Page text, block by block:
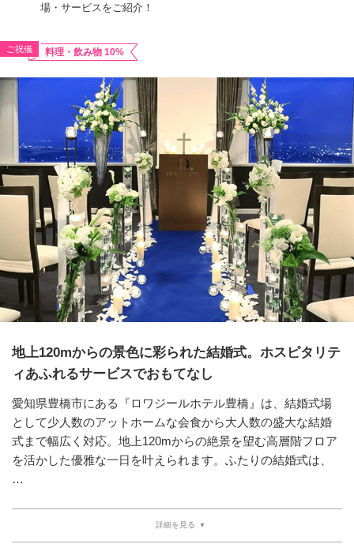
場・サービスをご紹介！
ご祝儀 料理・飲み物 10%
地上120mからの景色に彩られた結婚式。ホスピタリテ
ィあふれるサービスでおもてなし
愛知県豊橋市にある『ロワジールホテル豊橋』は、結婚式場
として少人数のアットホームな会食から大人数の盛大な結婚
式まで幅広く対応。地上120mからの絶景を望む高層階フロア
を活かした優雅な一日を叶えられます。ふたりの結婚式は、
…
詳細を見る